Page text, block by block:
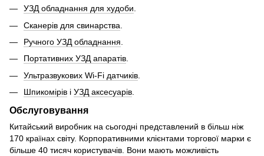
УЗД обладнання для худоби
Сканерів для свинарства
Ручного УЗД обладнання
Портативних УЗД апаратів.
Ультразвукових Wi-Fi датчиків
Шпикомірів і УЗД аксесуарів
Обслуговування
Китайський виробник на сьогодні представлений в більш ніж
170 країнах світу. Корпоративними клієнтами торгової марки є
більше 40 тисяч користувачів. Вони мають можливість